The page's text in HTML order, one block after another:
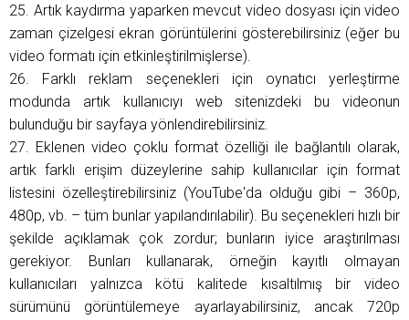
25. Artık kaydırma yaparken mevcut video dosyası için video
zaman çizelgesi ekran görüntülerini gösterebilirsiniz (eğer bu
video formatı için etkinleştirilmişlerse).
26. Farklı reklam seçenekleri için oynatıcı yerleştirme
modunda artık kullanıcıyı web sitenizdeki bu videonun
bulunduğu bir sayfaya yönlendirebilirsiniz.
27. Eklenen video çoklu format özelliği ile bağlantılı olarak,
artık farklı erişim düzeylerine sahip kullanıcılar için format
listesini özelleştirebilirsiniz (YouTube'da olduğu gibi – 360p,
480p, vb. – tüm bunlar yapılandırılabilir). Bu seçenekleri hızlı bir
şekilde açıklamak çok zordur; bunların iyice araştırılması
gerekiyor. Bunları kullanarak, örneğin kayıtlı olmayan
kullanıcıları yalnızca kötü kalitede kısaltılmış bir video
sürümünü görüntülemeye ayarlayabilirsiniz, ancak 720p